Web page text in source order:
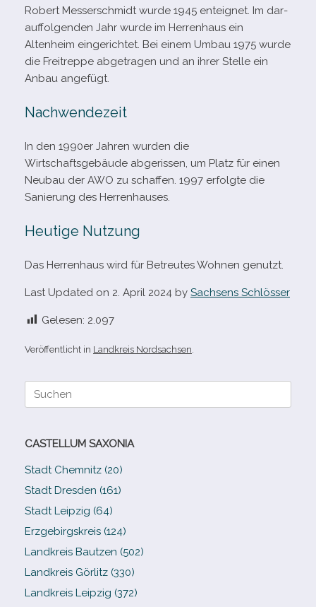
Robert Messerschmidt wurde 1945 ent­eig­net. Im dar­
auf­fol­gen­den Jahr wurde im Herrenhaus ein
Altenheim ein­ge­rich­tet. Bei einem Umbau 1975 wurde
die Freitreppe abge­tra­gen und an ihrer Stelle ein
Anbau angefügt.
Nachwendezeit
In den 1990er Jahren wur­den die
Wirtschaftsgebäude abge­ris­sen, um Platz für einen
Neubau der AWO zu schaf­fen. 1997 erfolgte die
Sanierung des Herrenhauses.
Heutige Nutzung
Das Herrenhaus wird für Betreutes Wohnen genutzt.
Last Updated on 2. April 2024 by Sachsens Schlösser
Gelesen: 2.097
Veröffentlicht in Landkreis Nordsachsen
Suche
CASTELLUM SAXONIA
Stadt Chemnitz (20)
Stadt Dresden (161)
Stadt Leipzig (64)
Erzgebirgskreis (124)
Landkreis Bautzen (502)
Landkreis Görlitz (330)
Landkreis Leipzig (372)